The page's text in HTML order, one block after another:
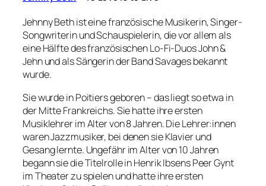
Jehnny Beth ist eine französische Musikerin, Singer-
Songwriterin und Schauspielerin, die vor allem als
eine Hälfte des französischen Lo-Fi-Duos John &
Jehn und als Sängerin der Band Savages bekannt
wurde.
Sie wurde in Poitiers geboren – das liegt so etwa in
der Mitte Frankreichs. Sie hatte ihre ersten
Musiklehrer im Alter von 8 Jahren. Die Lehrer:innen
waren Jazzmusiker, bei denen sie Klavier und
Gesang lernte. Ungefähr im Alter von 10 Jahren
begann sie die Titelrolle in Henrik Ibsens Peer Gynt
im Theater zu spielen und hatte ihre ersten